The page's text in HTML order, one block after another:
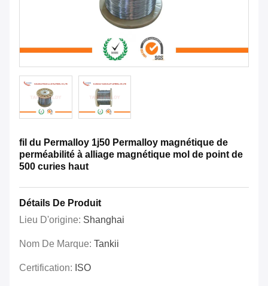
fil du Permalloy 1j50 Permalloy magnétique de
perméabilité à alliage magnétique mol de point de
500 curies haut
Détails De Produit
Lieu D'origine: Shanghai
Nom De Marque: Tankii
Certification: ISO